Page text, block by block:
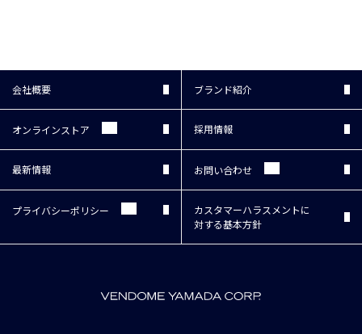
会社概要 ブランド紹介
オンラインストア 採用情報
最新情報 お問い合わせ
プライバシーポリシー
カスタマーハラスメントに
対する基本方針